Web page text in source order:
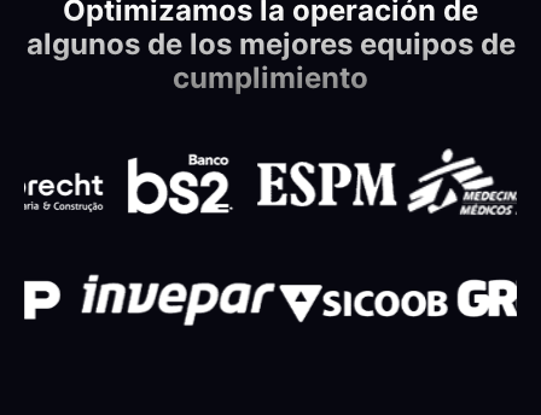
Optimizamos la operación de
algunos de los mejores equipos de
cumplimiento